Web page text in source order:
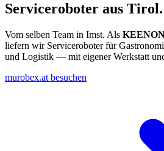
Serviceroboter aus Tirol.
Vom selben Team in Imst. Als
liefern wir Serviceroboter für
und Logistik — mit eigener Werkstatt
murobex.at besuchen